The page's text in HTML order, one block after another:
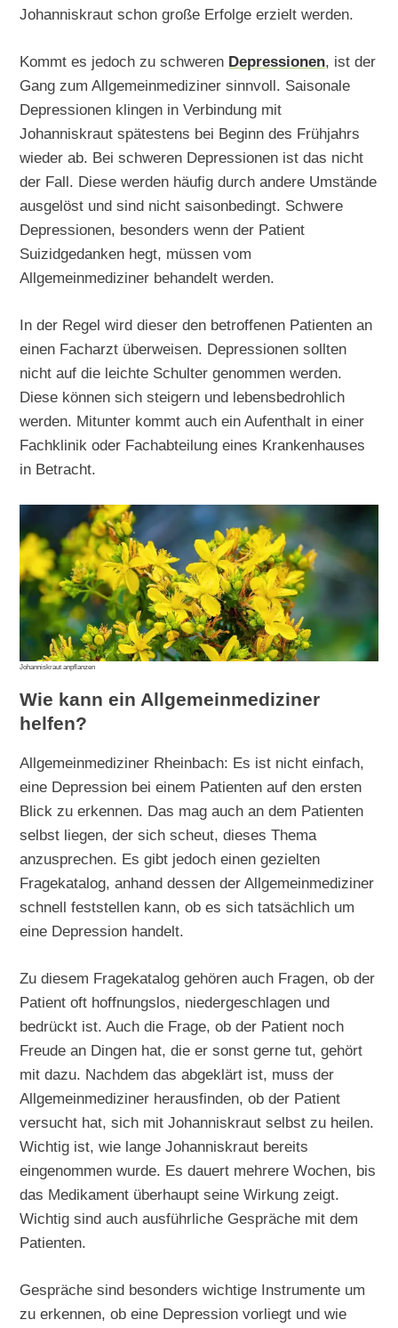
Johanniskraut schon große Erfolge erzielt werden.
Kommt es jedoch zu schweren Depressionen, ist der
Gang zum Allgemeinmediziner sinnvoll. Saisonale
Depressionen klingen in Verbindung mit
Johanniskraut spätestens bei Beginn des Frühjahrs
wieder ab. Bei schweren Depressionen ist das nicht
der Fall. Diese werden häufig durch andere Umstände
ausgelöst und sind nicht saisonbedingt. Schwere
Depressionen, besonders wenn der Patient
Suizidgedanken hegt, müssen vom
Allgemeinmediziner behandelt werden.
In der Regel wird dieser den betroffenen Patienten an
einen Facharzt überweisen. Depressionen sollten
nicht auf die leichte Schulter genommen werden.
Diese können sich steigern und lebensbedrohlich
werden. Mitunter kommt auch ein Aufenthalt in einer
Fachklinik oder Fachabteilung eines Krankenhauses
in Betracht.
Johanniskraut anpflanzen
Wie kann ein Allgemeinmediziner
helfen?
Allgemeinmediziner Rheinbach: Es ist nicht einfach,
eine Depression bei einem Patienten auf den ersten
Blick zu erkennen. Das mag auch an dem Patienten
selbst liegen, der sich scheut, dieses Thema
anzusprechen. Es gibt jedoch einen gezielten
Fragekatalog, anhand dessen der Allgemeinmediziner
schnell feststellen kann, ob es sich tatsächlich um
eine Depression handelt.
Zu diesem Fragekatalog gehören auch Fragen, ob der
Patient oft hoffnungslos, niedergeschlagen und
bedrückt ist. Auch die Frage, ob der Patient noch
Freude an Dingen hat, die er sonst gerne tut, gehört
mit dazu. Nachdem das abgeklärt ist, muss der
Allgemeinmediziner herausfinden, ob der Patient
versucht hat, sich mit Johanniskraut selbst zu heilen.
Wichtig ist, wie lange Johanniskraut bereits
eingenommen wurde. Es dauert mehrere Wochen, bis
das Medikament überhaupt seine Wirkung zeigt.
Wichtig sind auch ausführliche Gespräche mit dem
Patienten.
Gespräche sind besonders wichtige Instrumente um
zu erkennen, ob eine Depression vorliegt und wie